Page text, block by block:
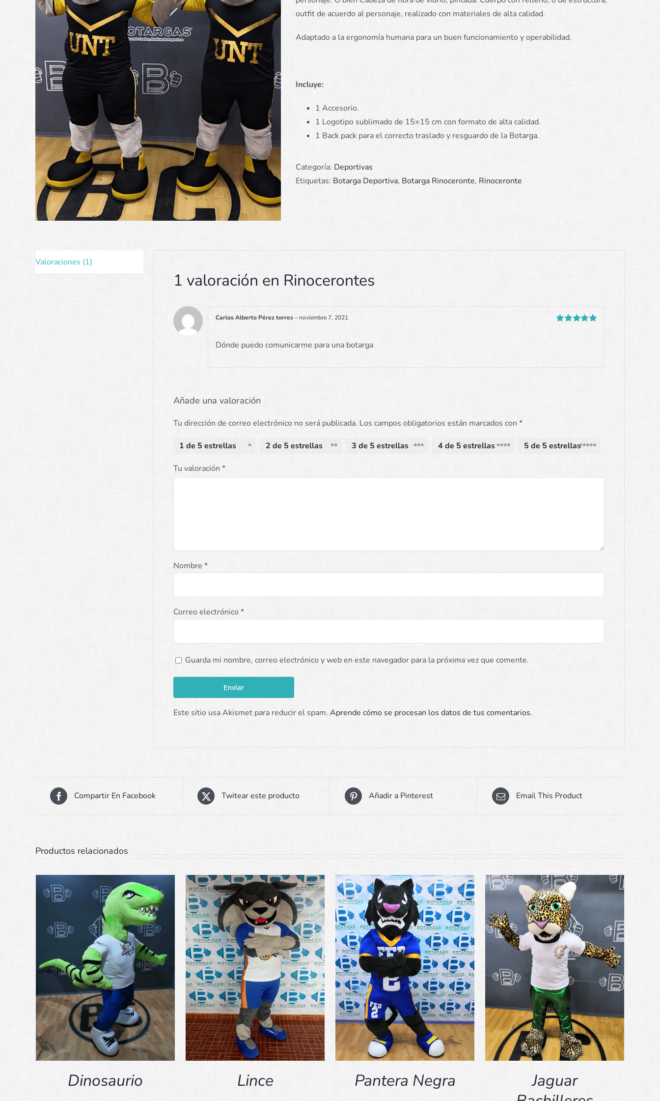
outfit de acuerdo al personaje, realizado con materiales de alta calidad.
Adaptado a la ergonomía humana para un buen funcionamiento y operabilidad.
Incluye:
1 Accesorio.
1 Logotipo sublimado de 15×15 cm con formato de alta calidad.
1 Back pack para el correcto traslado y resguardo de la Botarga.
Categoría: Deportivas
Etiquetas: Botarga Deportiva, Botarga Rinoceronte, Rinoceronte
Valoraciones (1)
1 valoración en Rinocerontes
Carlos Alberto Pérez torres– noviembre 7, 2021
Dónde puedo comunicarme para una botarga
Añade una valoración
Tu dirección de correo electrónico no será publicada. Los campos obligatorios están marcados con *
1 de 5 estrellas 2 de 5 estrellas 3 de 5 estrellas 4 de 5 estrellas 5 de 5 estrellas
Tu valoración *
Nombre *
Correo electrónico *
Guarda mi nombre, correo electrónico y web en este navegador para la próxima vez que comente.
Este sitio usa Akismet para reducir el spam. Aprende cómo se procesan los datos de tus comentarios.
Compartir En Facebook Twitear este producto Añadir a Pinterest Email This Product
Productos relacionados
Dinosaurio
DETALLES
Lince
DETALLES
Pantera Negra
DETALLES
Jaguar